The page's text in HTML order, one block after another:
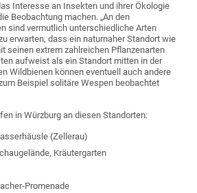
Interesse an Insekten und ihrer Ökologie
Beobachtung machen. „An den
sind vermutlich unterschiedliche Arten
erwarten, dass ein naturnaher Standort wie
seinen extrem zahlreichen Pflanzenarten
aufweist als ein Standort mitten in der
Wildbienen können eventuell auch andere
Beispiel solitäre Wespen beobachtet
in Würzburg an diesen Standorten:
(Zellerau)
Kräutergarten
Promenade